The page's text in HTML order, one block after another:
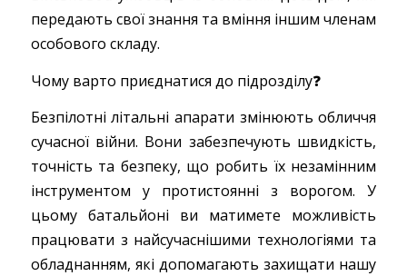
передають свої знання та вміння іншим членам
особового складу.
Чому варто приєднатися до підрозділу❓
Безпілотні літальні апарати змінюють обличчя
сучасної війни. Вони забезпечують швидкість,
точність та безпеку, що робить їх незамінним
інструментом у протистоянні з ворогом. У
цьому батальйоні ви матимете можливість
працювати з найсучаснішими технологіями та
обладнанням, які допомагають захищати нашу